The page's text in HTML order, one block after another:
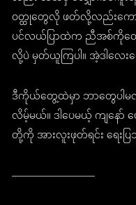
ဝတ္ထုတွေလို ဖတ်လို့လည်းကော
ပင်လယ်ပြာထဲက ညီအစ်ကိုတွ
လို့ပဲ မှတ်ယူကြပါ။ အဲ့ဒါလေး
ဒီကိုယ်တွေ့ထဲမှာ ဘာတွေပါမလဲ
လိမ့်မယ်။ ဒါပေမယ့် ကျနော် ပျ
တို့ကို အားလူးဖုတ်ရင်း ရေးပြ
————————–